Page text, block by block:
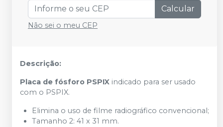
Calcular
Não sei o meu CEP
Descrição:
Placa de fósforo PSPIX indicado para ser usado
com o PSPIX.
Elimina o uso de filme radiográfico convencional;
Tamanho 2: 41 x 31 mm.